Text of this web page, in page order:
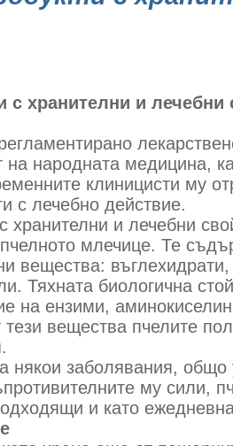
с хранителни и лечебни
на народната медицина,
клиницисти му
с лечебно действие.
хранителни и лечебни
млечице. Те
вещества:
Тяхната биологична
на ензими,
вещества пчелите
някои заболявания, общо
му сили,
и като